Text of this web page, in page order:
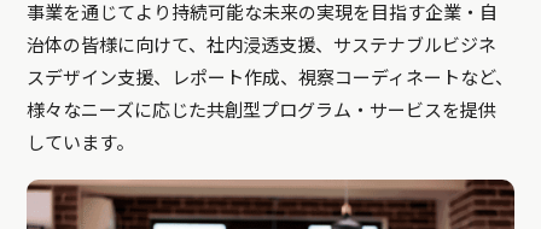
事業を通じてより持続可能な未来の実現を目指す企業・自
治体の皆様に向けて、社内浸透支援、サステナブルビジネ
スデザイン支援、レポート作成、視察コーディネートなど、
様々なニーズに応じた共創型プログラム・サービスを提供
しています。